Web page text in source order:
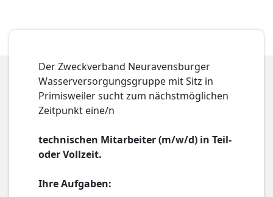
Der Zweckverband Neuravensburger
Wasserversorgungsgruppe mit Sitz in
Primisweiler sucht zum nächstmöglichen
Zeitpunkt eine/n
technischen Mitarbeiter (m/w/d) in Teil-
oder Vollzeit.
Ihre Aufgaben: